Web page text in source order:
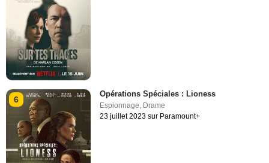
6
Opérations Spéciales : Lioness
Espionnage Drame
23 juillet 2023 sur Paramount+